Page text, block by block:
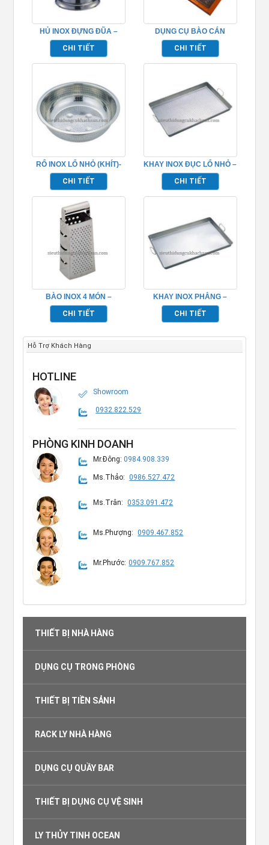
HỦ INOX ĐỰNG ĐŨA –
TP696092
CHI TIẾT
DỤNG CỤ BÀO CÁN
NHỰA- TP696104
CHI TIẾT
RỔ INOX LỔ NHỎ (KHÍT)-
TP696057
CHI TIẾT
KHAY INOX ĐỤC LỔ NHỎ –
TP696062
CHI TIẾT
BÀO INOX 4 MÓN –
TP696107
CHI TIẾT
KHAY INOX PHẲNG –
TP696060
CHI TIẾT
Hỗ Trợ Khách Hàng
HOTLINE
Showroom
0932.822.529
PHÒNG KINH DOANH
Mr.Đông:0984.908.339
Ms.Thảo: 0986.527.472
Ms.Trân: 0353.091.472
Ms.Phượng: 0909.467.852
Mr.Phước: 0909.767.852
THIẾT BỊ NHÀ HÀNG
DỤNG CỤ TRONG PHÒNG
THIẾT BỊ TIỀN SẢNH
RACK LY NHÀ HÀNG
DỤNG CỤ QUẦY BAR
THIẾT BỊ DỤNG CỤ VỆ SINH
LY THỦY TINH OCEAN